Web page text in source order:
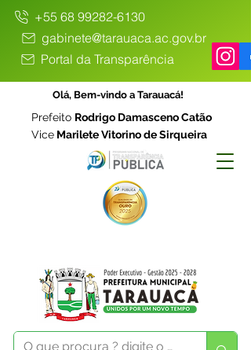
+55 68 99282-6130
gabinete@tarauaca.ac.gov.br
Portal da Transparência
Olá, Bem-vindo a Tarauacá!
Prefeito Rodrigo Damasceno Catão
Vice Marilete Vitorino de Sirqueira